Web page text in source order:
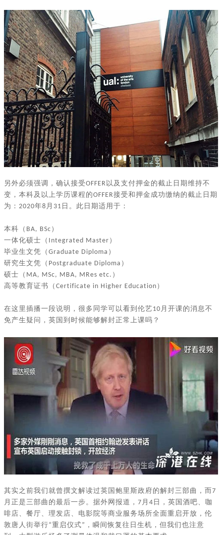
另外必须强调，确认接受OFFER 以及支付押金的截止日期维持不
变，本科及以上学历课程的OFFER接受和押金成功缴纳的截止日期
为： 2020年8 月 31 日。此日期适用于：
本科（ BA, BSc ）
一体化硕士（ Integrated Master ）
毕业生文凭（ Graduate Diploma ）
研究生文凭（ Postgraduate Diploma ）
硕士（ MA, MSc, MBA, MRes etc. ）
高等教育证书（ Certificate in Higher Education ）
在这里插播一段说明，很多同学可以看到伦艺10 月开课的消息不
免产生疑问，英国到时候能够解封正常上课吗？
其实之前我们就曾撰文解读过英国鲍里斯政府的解封三部曲，而 7
月正是三部曲的最后一步。据外网报道， 7 月 4 日，英国酒吧、咖
啡店、餐厅、理发店、电影院等商业服务场所全面重启开放，伦
敦唐人街举行“重启仪式” ，瞬间恢复往日生机，但我们也注意